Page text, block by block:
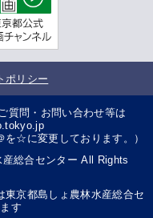
ポリシー
質問・お問い合わせ等は
を☆に変更しております。）
総合センター All Rights
東京都島しょ農林水産総合セ
す